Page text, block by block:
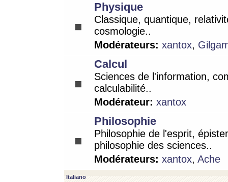
Physique
Classique, quantique,
cosmologie..
Modérateurs: xantox,
Calcul
Sciences de l'information,
calculabilité..
Modérateur: xantox
Philosophie
Philosophie de l'esprit,
philosophie des sciences..
Modérateurs: xantox, Ache
Italiano